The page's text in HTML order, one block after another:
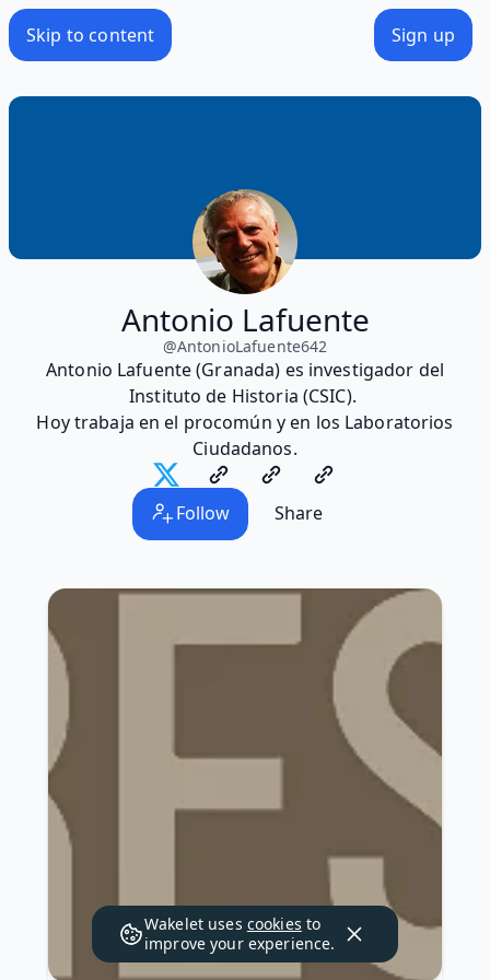
Skip to content Sign up
Antonio Lafuente
@AntonioLafuente642
Antonio Lafuente (Granada) es investigador del
Instituto de Historia (CSIC).
Hoy trabaja en el procomún y en los Laboratorios
Ciudadanos.
Follow Share
Wakelet uses cookies to
improve your experience.